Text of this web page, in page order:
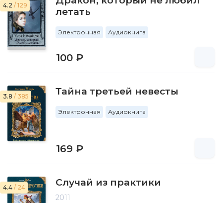
4.2 / 129
летать
Электронная Аудиокнига
100 ₽
3.8 / 385 Тайна третьей невесты
Электронная Аудиокнига
169 ₽
4.4 / 24 Случай из практики
2011